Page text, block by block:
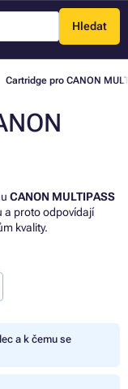
Hledat
Menu
Cartridge pro CANON
CANON MULTIPASS
a proto odpovídají
kvality.
a k čemu se